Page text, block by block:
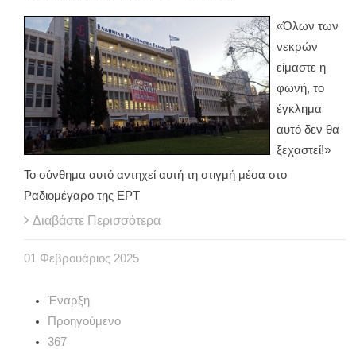
«Όλων των
νεκρών
είμαστε η
φωνή, το
έγκλημα
αυτό δεν θα
ξεχαστεί!»
Το σύνθημα αυτό αντηχεί αυτή τη στιγμή μέσα στο
Ραδιομέγαρο της ΕΡΤ
Διαβάστε Περισσότερα
01 Φεβρουάριος 2025
Έναρξη
Προηγούμενο
367